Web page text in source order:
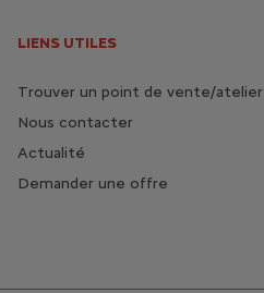
LIENS UTILES
Trouver un point de vente/atelier
Nous contacter
Actualité
Demander une offre